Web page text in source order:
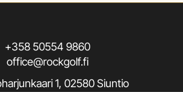
+358 50554 9860
office@rockgolf.fi
1, 02580 Siuntio